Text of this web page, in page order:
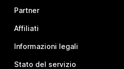
Partner
Affiliati
Informazioni legali
Stato del servizio